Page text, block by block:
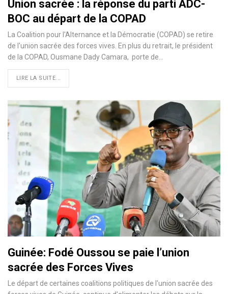
Union sacrée : la réponse du parti ADC-
BOC au départ de la COPAD
La Coalition pour l'Alternance et la Démocratie (COPAD) se retire
de l'union sacrée des forces vives. En plus du retrait, le président
de la COPAD, Ousmane Dady Camara, porte de…
LIRE LA SUITE...
Guinée: Fodé Oussou se paie l’union
sacrée des Forces Vives
Le départ de certaines coalitions politiques de l'union sacrée des